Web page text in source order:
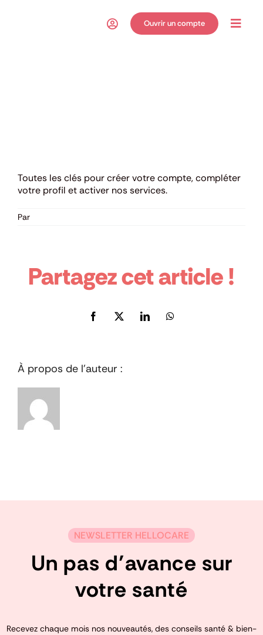
Ouvrir un compte
Toutes les clés pour créer votre compte, compléter
votre profil et activer nos services.
Par
Partagez cet article !
Facebook
X LinkedInWhatsApp
À propos de l'auteur :
NEWSLETTER HELLOCARE
Un pas d’avance sur
votre santé
Recevez chaque mois nos nouveautés, des conseils santé & bien-